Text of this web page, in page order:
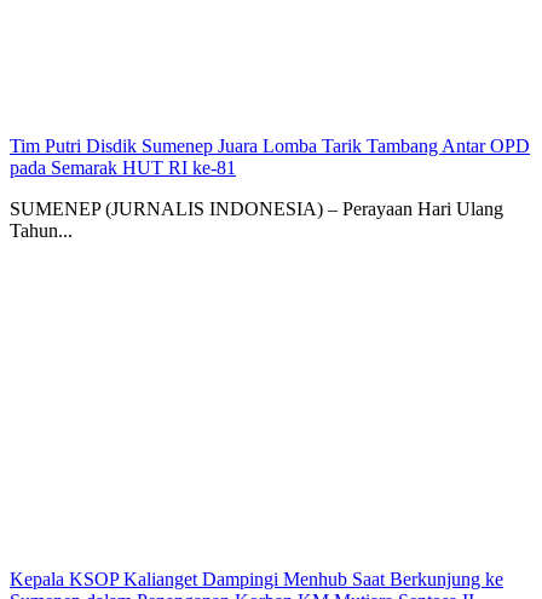
Tim Putri Disdik Sumenep Juara Lomba Tarik Tambang Antar OPD
pada Semarak HUT RI ke-81
SUMENEP (JURNALIS INDONESIA) – Perayaan Hari Ulang
Tahun...
Kepala KSOP Kalianget Dampingi Menhub Saat Berkunjung ke